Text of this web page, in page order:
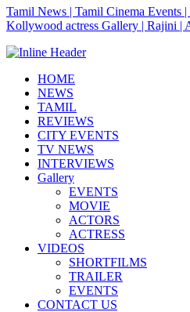
Tamil News | Tamil Cinema Events
Kollywood actress Gallery | Rajini |
HOME
NEWS
TAMIL
REVIEWS
CITY EVENTS
TV NEWS
INTERVIEWS
Gallery
EVENTS
MOVIE
ACTORS
ACTRESS
VIDEOS
SHORTFILMS
TRAILER
EVENTS
CONTACT US